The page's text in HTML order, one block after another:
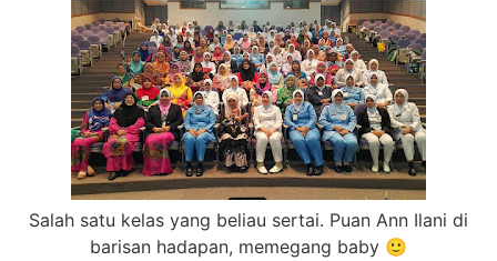
Salah satu kelas yang beliau sertai. Puan Ann Ilani di
barisan hadapan, memegang baby 🙂